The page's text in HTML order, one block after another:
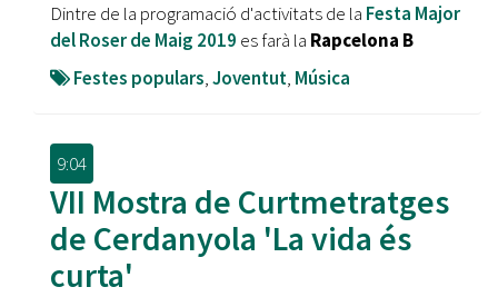
Dintre de la programació d'activitats de la Festa Major
del Roser de Maig 2019 es farà la Rapcelona B
Festes populars,Joventut, Música
9:04
VII Mostra de Curtmetratges
de Cerdanyola 'La vida és
curta'